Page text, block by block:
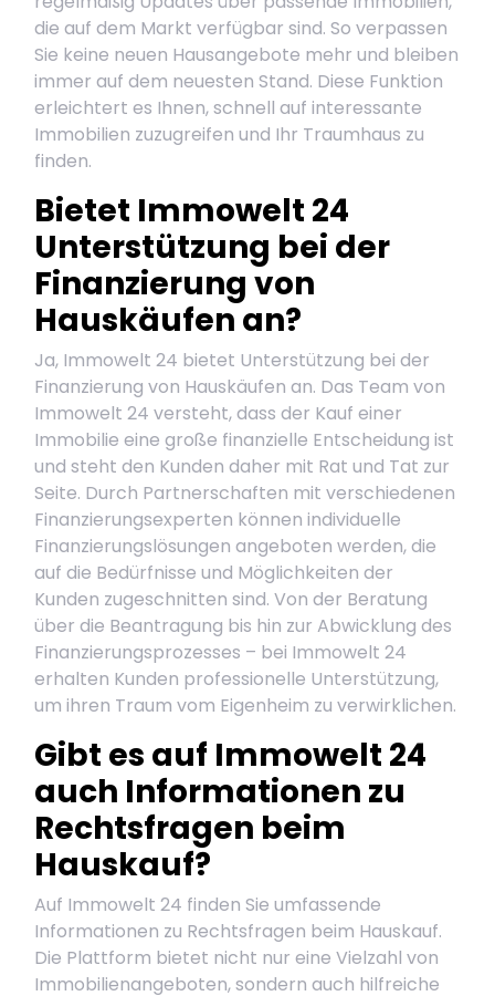
die auf dem Markt verfügbar sind. So verpassen
Sie keine neuen Hausangebote mehr und bleiben
immer auf dem neuesten Stand. Diese Funktion
erleichtert es Ihnen, schnell auf interessante
Immobilien zuzugreifen und Ihr Traumhaus zu
finden.
Bietet Immowelt 24
Unterstützung bei der
Finanzierung von
Hauskäufen an?
Ja, Immowelt 24 bietet Unterstützung bei der
Finanzierung von Hauskäufen an. Das Team von
Immowelt 24 versteht, dass der Kauf einer
Immobilie eine große finanzielle Entscheidung ist
und steht den Kunden daher mit Rat und Tat zur
Seite. Durch Partnerschaften mit verschiedenen
Finanzierungsexperten können individuelle
Finanzierungslösungen angeboten werden, die
auf die Bedürfnisse und Möglichkeiten der
Kunden zugeschnitten sind. Von der Beratung
über die Beantragung bis hin zur Abwicklung des
Finanzierungsprozesses – bei Immowelt 24
erhalten Kunden professionelle Unterstützung,
um ihren Traum vom Eigenheim zu verwirklichen.
Gibt es auf Immowelt 24
auch Informationen zu
Rechtsfragen beim
Hauskauf?
Auf Immowelt 24 finden Sie umfassende
Informationen zu Rechtsfragen beim Hauskauf.
Die Plattform bietet nicht nur eine Vielzahl von
Immobilienangeboten, sondern auch hilfreiche